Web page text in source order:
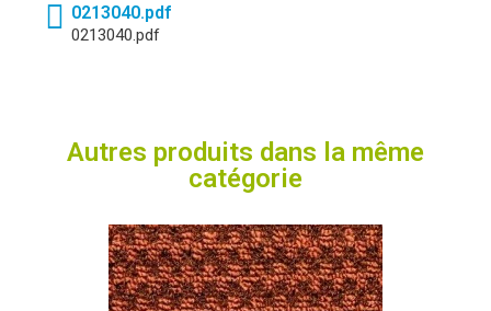
0213040.pdf
0213040.pdf
Autres produits dans la même
catégorie